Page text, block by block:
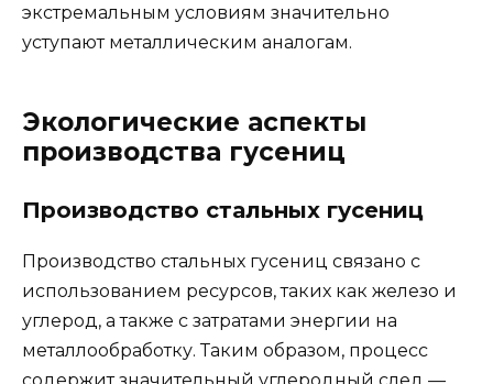
экстремальным условиям значительно
уступают металлическим аналогам.
Экологические аспекты
производства гусениц
Производство стальных гусениц
Производство стальных гусениц связано с
использованием ресурсов, таких как железо и
углерод, а также с затратами энергии на
металлообработку. Таким образом, процесс
содержит значительный углеродный след —